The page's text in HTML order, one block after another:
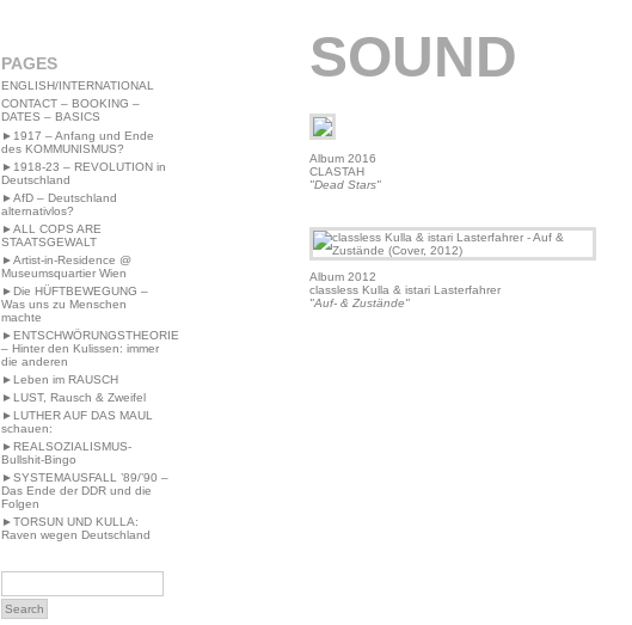
PAGES
ENGLISH/INTERNATIONAL
CONTACT – BOOKING –
DATES – BASICS
►1917 – Anfang und Ende
des KOMMUNISMUS?
►1918-23 – REVOLUTION in
Deutschland
►AfD – Deutschland
alternativlos?
►ALL COPS ARE
STAATSGEWALT
►Artist-in-Residence @
Museumsquartier Wien
►Die HÜFTBEWEGUNG –
Was uns zu Menschen
machte
►ENTSCHWÖRUNGSTHEORIE
– Hinter den Kulissen: immer
die anderen
►Leben im RAUSCH
►LUST, Rausch & Zweifel
►LUTHER AUF DAS MAUL
schauen:
►REALSOZIALISMUS-
Bullshit-Bingo
►SYSTEMAUSFALL ’89/’90 –
Das Ende der DDR und die
Folgen
►TORSUN UND KULLA:
Raven wegen Deutschland
SOUND
Album 2016
CLASTAH
"Dead Stars"
Album 2012
classless Kulla & istari Lasterfahrer
"Auf- & Zustände"